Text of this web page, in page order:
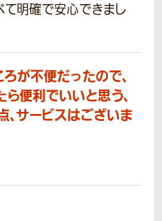
明確で安心できまし
が不便だったので、
便利でいいと思う、
、サービスはございま